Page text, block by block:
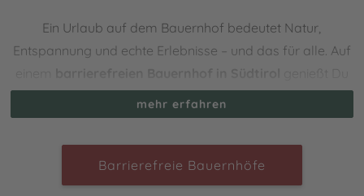
Ein Urlaub auf dem Bauernhof bedeutet Natur,
Entspannung und echte Erlebnisse – und das für alle. Auf
höchsten Komfort ohne Einschränkungen. Breite Wege,
stufenlose Eingänge und durchdachte Details sorgen
dafür, dass sich jede und jeder uneingeschränkt
bewegen kann. Erlebe die Schönheit der Natur, koste
frische Hofprodukte und genieße die herzliche
mehr erfahren
Barrierefreie Bauernhöfe